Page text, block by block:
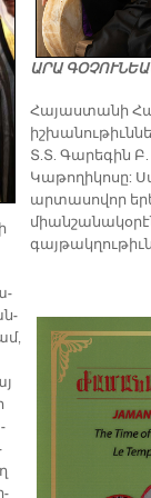
ԱՐԱ
​Հայաստանի
Տ.Տ. Գարեգին
Կաթողիկոսը:
արտասովոր